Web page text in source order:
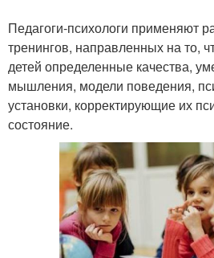
Педагоги-психологи применяют
тренингов, направленных на то,
детей определенные качества,
мышления, модели поведения,
установки, корректирующие их
состояние.